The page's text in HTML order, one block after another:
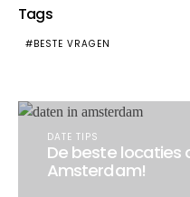
Tags
BESTE VRAGEN
DATE TIPS
De beste locaties
Amsterdam!